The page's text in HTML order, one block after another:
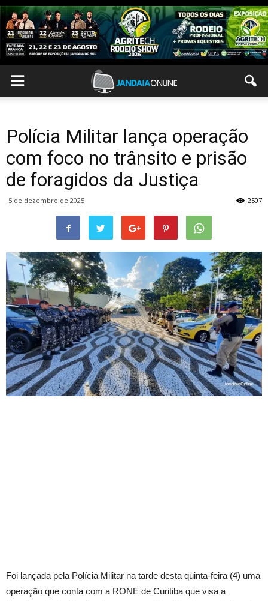
Polícia Militar lança operação
com foco no trânsito e prisão
de foragidos da Justiça
5 de dezembro de 2025 2507
Foi lançada pela Polícia Militar na tarde desta quinta-feira (4) uma
operação que conta com a RONE de Curitiba que visa a